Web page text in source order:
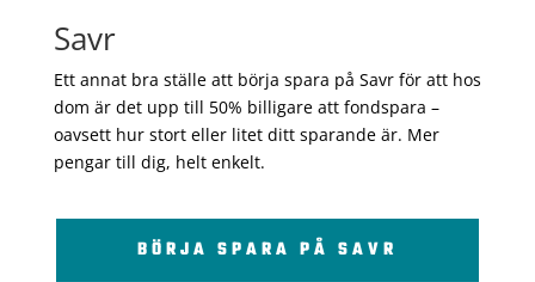
Savr
Ett annat bra ställe att börja spara på Savr för att hos
dom är det upp till 50% billigare att fondspara –
oavsett hur stort eller litet ditt sparande är. Mer
pengar till dig, helt enkelt.
BÖRJA SPARA PÅ SAVR